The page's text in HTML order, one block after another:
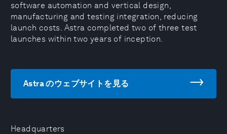
Headquarters
software automation and vertical design,
manufacturing and testing integration, reducing
launch costs. Astra completed two of three test
launches within two years of inception.
Astra のウェブサイトを見る